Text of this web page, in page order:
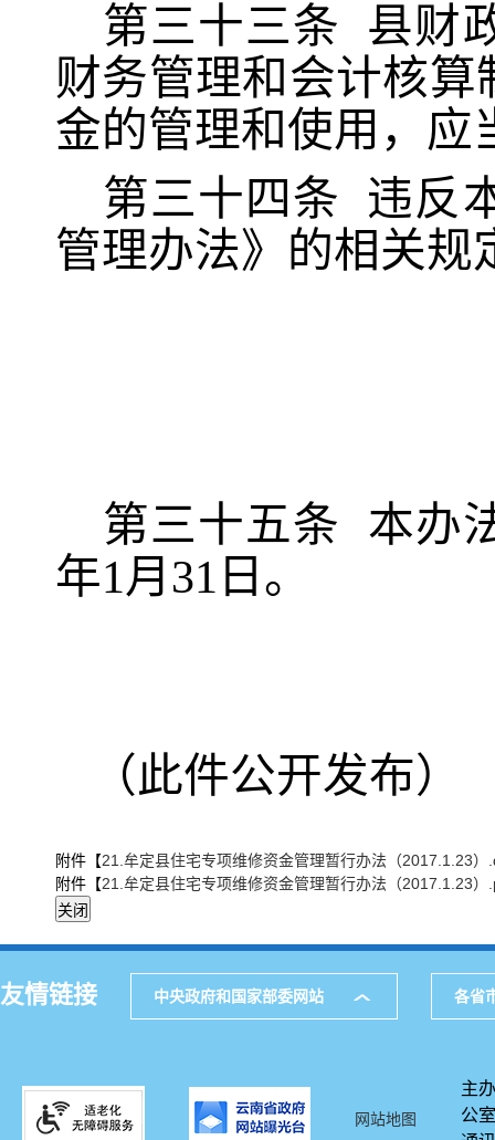
第三十三条
县财
财务管理和会计核
金的管理和使用，应
第三十四条
违反
管理办法》的相关规
第三十五条
本办
年1月31日。
（此件公开发布）
附件【21.牟定县住宅专项维修资金管理暂行办法（2017.1.23）
附件【21.牟定县住宅专项维修资金管理暂行办法（2017.1.23）
友情链接 中央政府和国家部委网站 各省
网站地图
主
公室